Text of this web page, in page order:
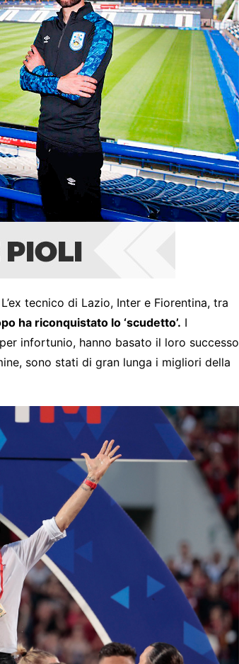
L’ex tecnico di Lazio, Inter e Fiorentina, tra
ha riconquistato lo ‘scudetto’. I
infortunio, hanno basato il loro successo
sono stati di gran lunga i migliori della